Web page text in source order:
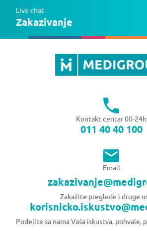
Live chat
Zakazivanje
Kontakt centar 00-24h
011 40 40 100
Email
Zakažite preglede i druge
Podelite sa nama Vaša iskustva, pohvale,